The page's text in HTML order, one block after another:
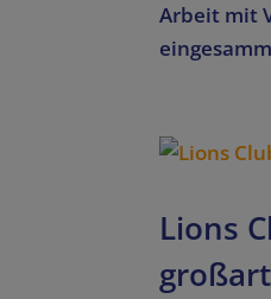
Arbeit mit
Lions